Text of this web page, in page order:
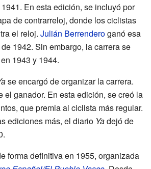
En esta edición, se incluyó por
de contrarreloj, donde los ciclistas
el reloj. Julián Berrenderoganó esa
1942. Sin embargo, la carrera se
1943 y 1944.
se encargó de organizar la carrera.
el ganador. En esta edición, se creó la
que premia al ciclista más regular.
ediciones más, el diario Yadejó de
forma definitiva en 1955, organizada